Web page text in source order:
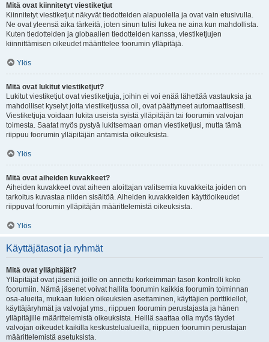
Mitä ovat kiinnitetyt viestiketjut
Kiinnitetyt viestiketjut näkyvät tiedotteiden alapuolella ja ovat vain etusivulla.
Ne ovat yleensä aika tärkeitä, joten sinun tulisi lukea ne aina kun mahdollista.
Kuten tiedotteiden ja globaalien tiedotteiden kanssa, viestiketjujen
kiinnittämisen oikeudet määrittelee foorumin ylläpitäjä.
Ylös
Mitä ovat lukitut viestiketjut?
Lukitut viestiketjut ovat viestiketjuja, joihin ei voi enää lähettää vastauksia ja
mahdolliset kyselyt joita viestiketjussa oli, ovat päättyneet automaattisesti.
Viestiketjuja voidaan lukita useista syistä ylläpitäjän tai foorumin valvojan
toimesta. Saatat myös pystyä lukitsemaan oman viestiketjusi, mutta tämä
riippuu foorumin ylläpitäjän antamista oikeuksista.
Ylös
Mitä ovat aiheiden kuvakkeet?
Aiheiden kuvakkeet ovat aiheen aloittajan valitsemia kuvakkeita joiden on
tarkoitus kuvastaa niiden sisältöä. Aiheiden kuvakkeiden käyttöoikeudet
riippuvat foorumin ylläpitäjän määrittelemistä oikeuksista.
Ylös
Käyttäjätasot ja ryhmät
Mitä ovat ylläpitäjät?
Ylläpitäjät ovat jäseniä joille on annettu korkeimman tason kontrolli koko
foorumiin. Nämä jäsenet voivat hallita foorumin kaikkia foorumin toiminnan
osa-alueita, mukaan lukien oikeuksien asettaminen, käyttäjien porttikiellot,
käyttäjäryhmät ja valvojat yms., riippuen foorumin perustajasta ja hänen
ylläpitäjille määrittelemistä oikeuksista. Heillä saattaa olla myös täydet
valvojan oikeudet kaikilla keskustelualueilla, riippuen foorumin perustajan
määrittelemistä asetuksista.